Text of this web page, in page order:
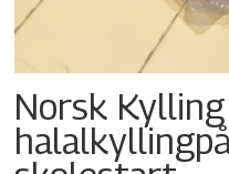
Norsk